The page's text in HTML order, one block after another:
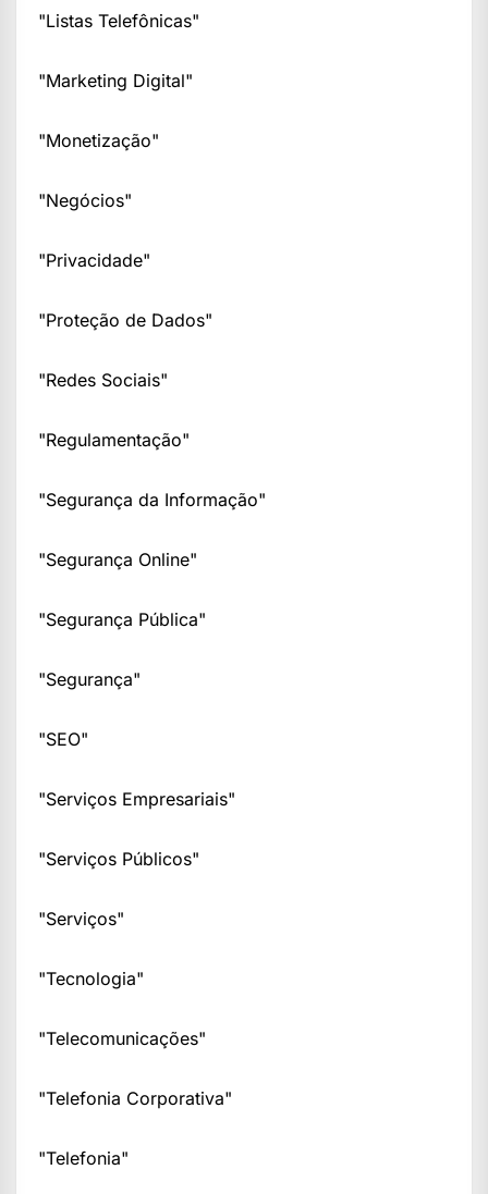
"Listas Telefônicas"
"Marketing Digital"
"Monetização"
"Negócios"
"Privacidade"
"Proteção de Dados"
"Redes Sociais"
"Regulamentação"
"Segurança da Informação"
"Segurança Online"
"Segurança Pública"
"Segurança"
"SEO"
"Serviços Empresariais"
"Serviços Públicos"
"Serviços"
"Tecnologia"
"Telecomunicações"
"Telefonia Corporativa"
"Telefonia"